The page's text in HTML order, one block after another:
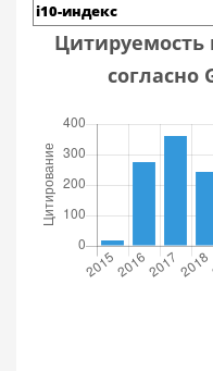
i10-индекс
согласно